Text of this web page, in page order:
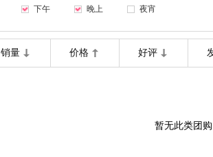
下午 晚上 夜宵
销量 价格 好评
暂无此类团